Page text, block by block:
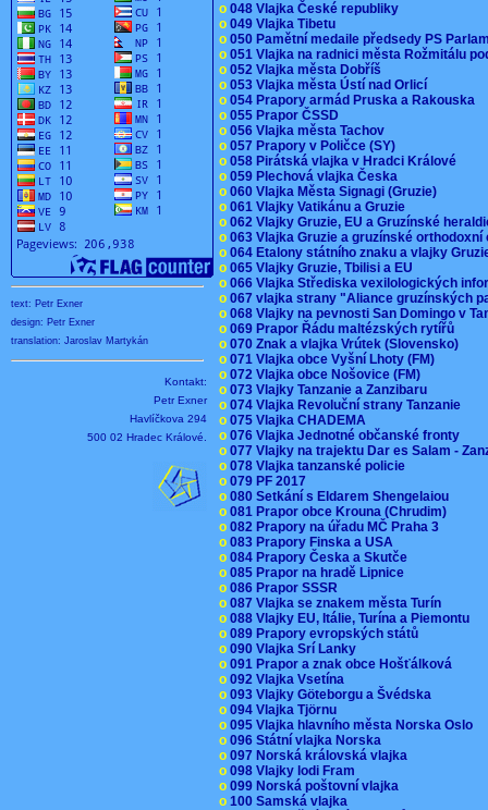
text: Petr Exner
design: Petr Exner
translation: Jaroslav Martykán
Kontakt:
Petr Exner
Havlíčkova 294
500 02 Hradec Králové.
o 048 Vlajka České republiky
o 049 Vlajka Tibetu
o 050 Pamětní medaile předsedy PS
o 051 Vlajka na radnici města Rožmitálu
o 052 Vlajka města Dobříš
o 053 Vlajka města Ústí nad Orlicí
o 054 Prapory armád Pruska a Rakouska
o 055 Prapor ČSSD
o 056 Vlajka města Tachov
o 057 Prapory v Poličce (SY)
o 058 Pirátská vlajka v Hradci Králové
o 059 Plechová vlajka Česka
o 060 Vlajka Města Signagi (Gruzie)
o 061 Vlajky Vatikánu a Gruzie
o 062 Vlajky Gruzie, EU a Gruzínské
o 063 Vlajka Gruzie a gruzínské
o 064 Etalony státního znaku a vlajky
o 065 Vlajky Gruzie, Tbilisi a EU
o 066 Vlajka Střediska vexilologických
o 067 vlajka strany "Aliance gruzínských
o 068 Vlajky na pevnosti San Domingo v
o 069 Prapor Řádu maltézských rytířů
o 070 Znak a vlajka Vrútek (Slovensko)
o 071 Vlajka obce Vyšní Lhoty (FM)
o 072 Vlajka obce Nošovice (FM)
o 073 Vlajky Tanzanie a Zanzibaru
o 074 Vlajka Revoluční strany Tanzanie
o 075 Vlajka CHADEMA
o 076 Vlajka Jednotné občanské fronty
o 077 Vlajky na trajektu Dar es Salam -
o 078 Vlajka tanzanské policie
o 079 PF 2017
o 080 Setkání s Eldarem Shengelaiou
o 081 Prapor obce Krouna (Chrudim)
o 082 Prapory na úřadu MČ Praha 3
o 083 Prapory Finska a USA
o 084 Prapory Česka a Skutče
o 085 Prapor na hradě Lipnice
o 086 Prapor SSSR
o 087 Vlajka se znakem města Turín
o 088 Vlajky EU, Itálie, Turína a Piemontu
o 089 Prapory evropských států
o 090 Vlajka Srí Lanky
o 091 Prapor a znak obce Hošťálková
o 092 Vlajka Vsetína
o 093 Vlajky Göteborgu a Švédska
o 094 Vlajka Tjörnu
o 095 Vlajka hlavního města Norska Oslo
o 096 Státní vlajka Norska
o 097 Norská královská vlajka
o 098 Vlajky lodi Fram
o 099 Norská poštovní vlajka
o 100 Samská vlajka